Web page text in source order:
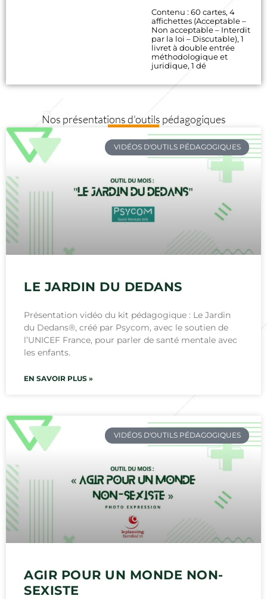
Contenu : 60 cartes, 4
affichettes (Acceptable –
Non acceptable – Interdit
par la loi – Discutable), 1
livret à double entrée
méthodologique et
juridique, 1 dé
Nos présentations d'outils pédagogiques
VIDÉOS D'OUTILS PÉDAGOGIQUES
LE JARDIN DU DEDANS
Présentation vidéo du kit pédagogique : Le Jardin
du Dedans®, créé par Psycom, avec le soutien de
l’UNICEF France, pour parler de santé mentale avec
les enfants.
EN SAVOIR PLUS »
VIDÉOS D'OUTILS PÉDAGOGIQUES
AGIR POUR UN MONDE NON-
SEXISTE